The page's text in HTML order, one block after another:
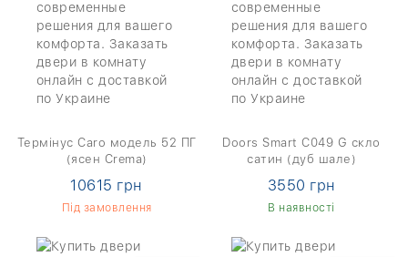
Термінус Caro модель 52 ПГ
(ясен Crema)
10615 грн
Під замовлення
Doors Smart C049 G скло
сатин (дуб шале)
3550 грн
В наявності